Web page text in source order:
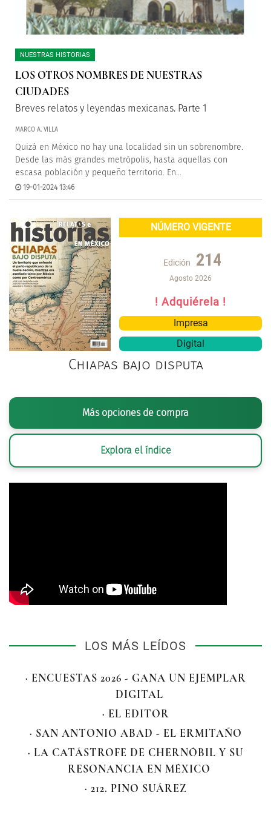
NUESTRAS HISTORIAS
LOS OTROS NOMBRES DE NUESTRAS
CIUDADES
Breves relatos y leyendas mexicanas. Parte 1
MARCO A. VILLA
Quizá en México no hay una localidad sin un sobrenombre.
Desde las más grandes metrópolis, hasta aquellas con
escasa población y pequeño territorio. En...
19-01-2024 13:46
NÚMERO VIGENTE
Edición 214
Agosto 2026
! Adquiérela !
Impresa
Digital
Chiapas bajo disputa
Más opciones de compra
Explora el índice
LOS MÁS LEÍDOS
· ENCUESTAS 2026 - GANA UN EJEMPLAR
DIGITAL
· EL EDITOR
· SAN ANTONIO ABAD - EL ERMITAÑO
· LA CATÁSTROFE DE CHERNÓBIL Y SU
RESONANCIA EN MÉXICO
· 212. PINO SUÁREZ